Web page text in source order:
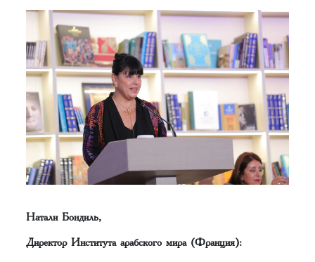
Натали Бондиль,
Директор Института арабского мира (Франция):